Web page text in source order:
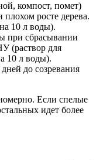
компост, помет)
росте дерева.
10 л воды).
при сбрасывании
(раствор для
10 л воды).
до созревания
Если спелые
идет более